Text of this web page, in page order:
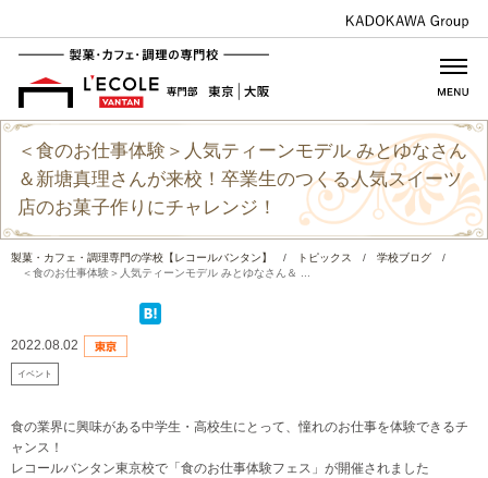
＜食のお仕事体験＞人気ティーンモデル みとゆなさん
＆新塘真理さんが来校！卒業生のつくる人気スイーツ
店のお菓子作りにチャレンジ！
製菓・カフェ・調理専門の学校【レコールバンタン】 / トピックス / 学校ブログ
/
＜食のお仕事体験＞人気ティーンモデル みとゆなさん＆ ...
2022.08.02
イベント
食の業界に興味がある中学生・高校生にとって、憧れのお仕事を体験できるチ
ャンス！
レコールバンタン東京校で「食のお仕事体験フェス」が開催されました